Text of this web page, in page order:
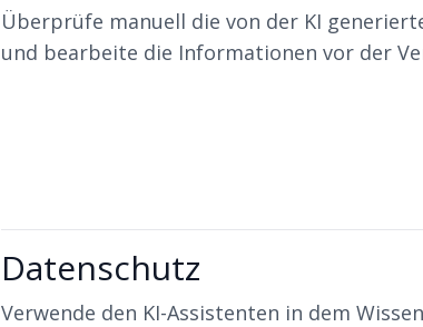
Überprüfe manuell die von der KI
und bearbeite die Informationen vor der
Datenschutz
Verwende den KI-Assistenten in dem